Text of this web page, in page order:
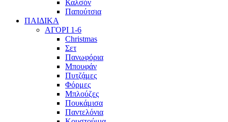
Καλσόν
Παπούτσια
ΠΑΙΔΙΚΑ
ΑΓΟΡΙ 1-6
Christmas
Σετ
Πανωφόρια
Μπουφάν
Πυτζάμες
Φόρμες
Μπλούζες
Πουκάμισα
Παντελόνια